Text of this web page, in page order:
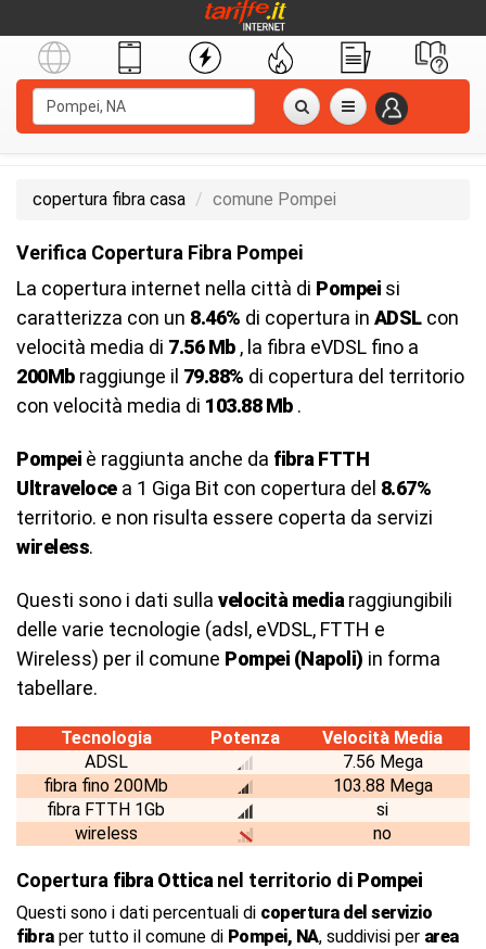
copertura fibra casa comune Pompei
Verifica Copertura Fibra Pompei
La copertura internet nella città di Pompei si
caratterizza con un 8.46% di copertura in ADSLcon
velocità media di 7.56 Mb, la fibra eVDSL fino a
200Mbraggiunge il 79.88% di copertura del territorio
con velocità media di 103.88 Mb.
Pompei è raggiunta anche da fibra FTTH
Ultravelocea 1 Giga Bit con copertura del 8.67%
territorio. e non risulta essere coperta da servizi
wireless.
Questi sono i dati sulla velocità media raggiungibili
delle varie tecnologie (adsl, eVDSL, FTTH e
Wireless) per il comune Pompei (Napoli) in forma
tabellare.
Tecnologia Potenza
Velocità Media
ADSL
7.56 Mega
fibra fino 200Mb
103.88 Mega
fibra FTTH 1Gb
si
wireless
no
Copertura fibra Ottica nel territorio di Pompei
Questi sono i dati percentuali di copertura del servizio
fibraper tutto il comune di Pompei, NA, suddivisi per area